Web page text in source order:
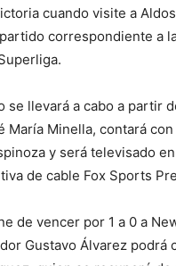
cuando visite a
correspondiente a
se llevará a cabo a partir
María Minella, contará
y será televisado
de cable Fox Sports
de vencer por 1 a 0 a
Gustavo Álvarez podrá